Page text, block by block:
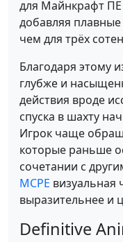
для Майнкрафт
добавляя
чем для трёх
Благодаря этому
глубже и
действия вроде
спуска в шахту
Игрок чаще
которые раньше
сочетании с
MCPE визуальная
выразительнее и
Definitive